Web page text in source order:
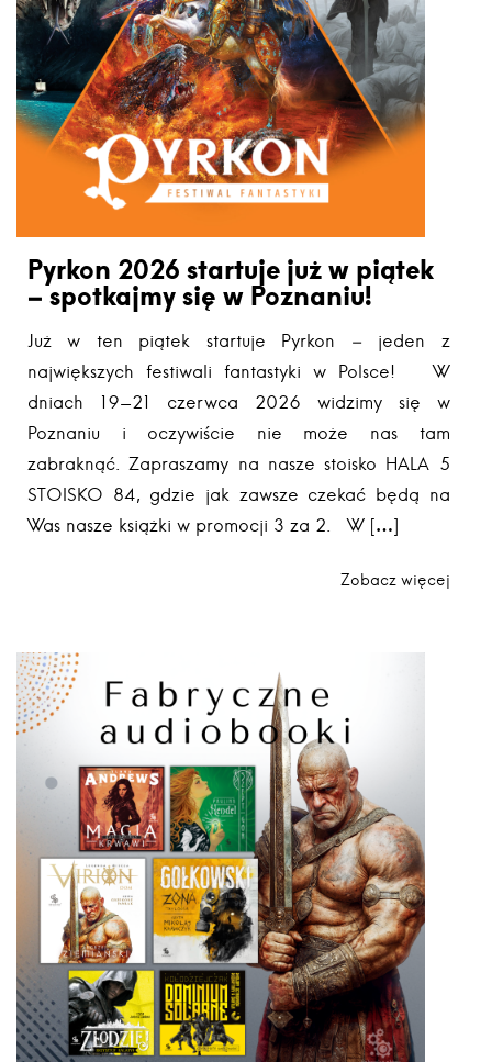
Pyrkon 2026 startuje już w piątek
– spotkajmy się w Poznaniu!
Już w ten piątek startuje Pyrkon – jeden z
największych festiwali fantastyki w Polsce! W
dniach 19-21 czerwca 2026 widzimy się w
Poznaniu i oczywiście nie może nas tam
zabraknąć. Zapraszamy na nasze stoisko HALA 5
STOISKO 84, gdzie jak zawsze czekać będą na
Was nasze książki w promocji 3 za 2. W […]
Zobacz więcej